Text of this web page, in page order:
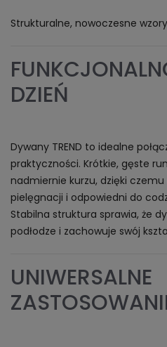
Strukturalne, nowoczesne wzory
DZIEŃ
Dywany TREND to idealne
praktyczności. Krótkie, gęste
nadmiernie kurzu, dzięki
pielęgnacji i odpowiedni do
Stabilna struktura sprawia, że
podłodze i zachowuje swój
UNIWERSALNE